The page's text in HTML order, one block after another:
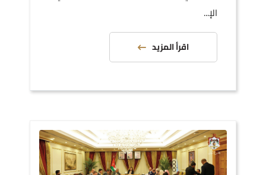
الإ...
اقرأ المزيد